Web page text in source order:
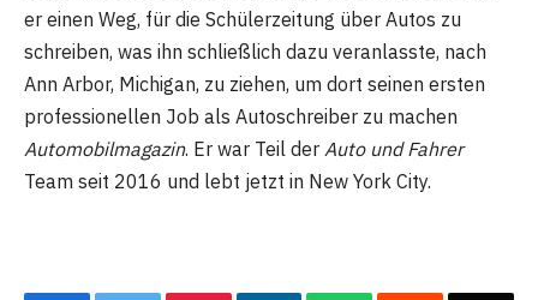
er einen Weg, für die Schülerzeitung über Autos zu
schreiben, was ihn schließlich dazu veranlasste, nach
Ann Arbor, Michigan, zu ziehen, um dort seinen ersten
professionellen Job als Autoschreiber zu machen
Automobilmagazin. Er war Teil der Auto und Fahrer
Team seit 2016 und lebt jetzt in New York City.